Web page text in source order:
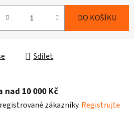
DO KOŠÍKU
Sdílet
nad 10 000 Kč
zákazníky. Registrujte